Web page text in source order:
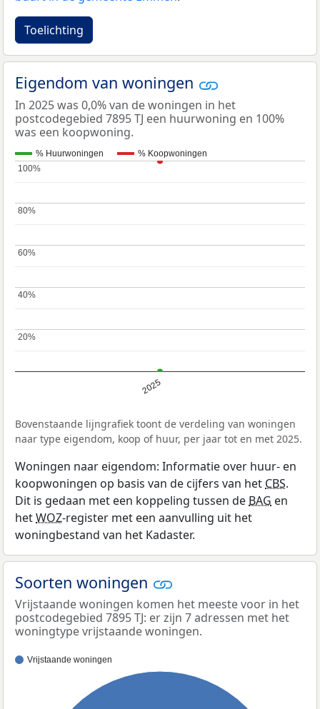
Toelichting
Eigendom van woningen
In 2025 was 0,0% van de woningen in het
postcodegebied 7895 TJ een huurwoning en 100%
was een koopwoning.
% Huurwoningen % Koopwoningen
2025
20%
20%
40%
40%
60%
60%
80%
80%
100%
100%
Bovenstaande lijngrafiek toont de verdeling van woningen
naar type eigendom, koop of huur, per jaar tot en met 2025.
Woningen naar eigendom: Informatie over huur- en
koopwoningen op basis van de cijfers van het CBS.
Dit is gedaan met een koppeling tussen de BAG en
hetWOZ-register met een aanvulling uit het
woningbestand van het Kadaster.
Soorten woningen
Vrijstaande woningen komen het meeste voor in het
postcodegebied 7895 TJ: er zijn 7 adressen met het
woningtype vrijstaande woningen.
Vrijstaande woningen